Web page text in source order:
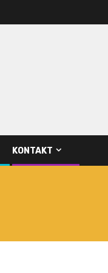
KONTAKT